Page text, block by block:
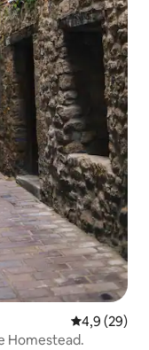
Priemerné
4,9 (29)
Homestead.